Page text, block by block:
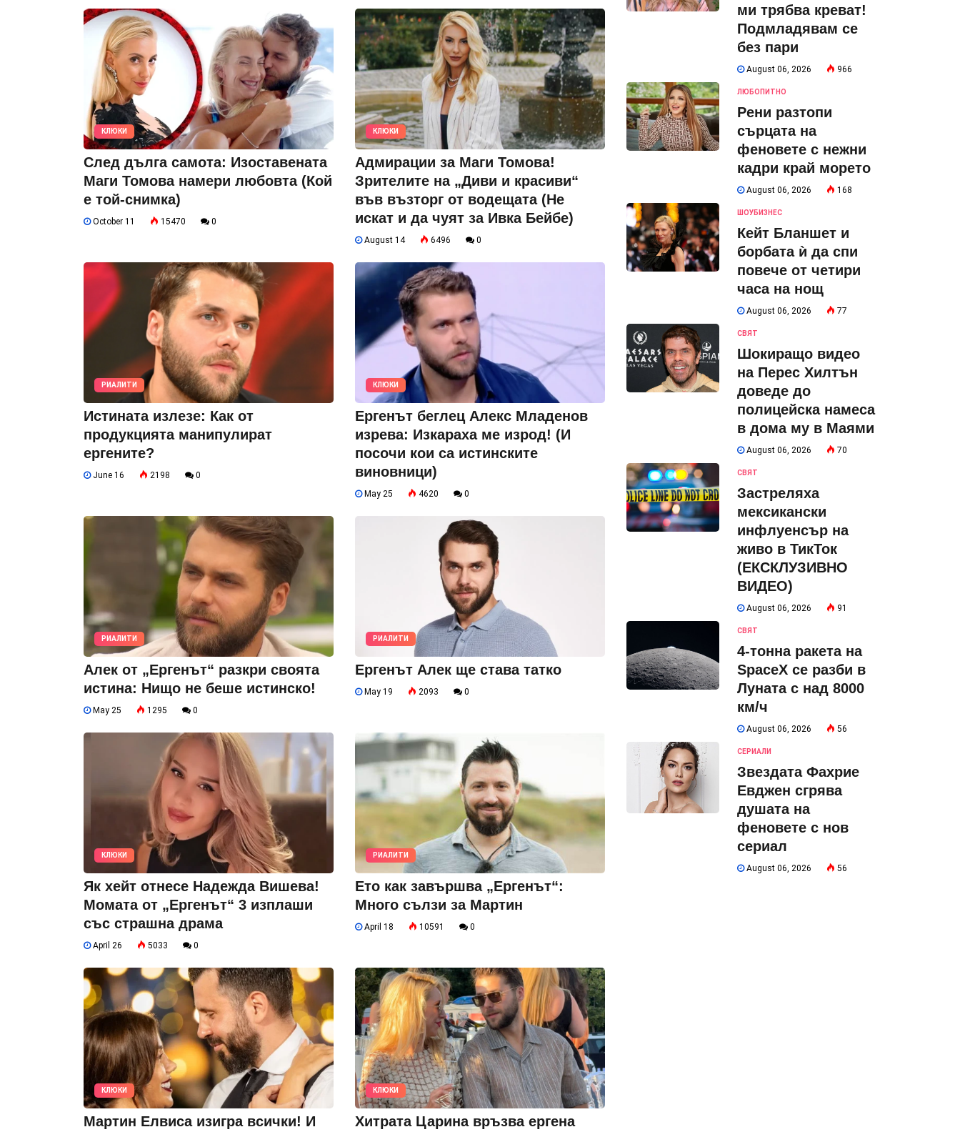
КЛЮКИ
След дълга самота: Изоставената
Маги Томова намери любовта (Кой
е той-снимка)
October 11 15470 0
КЛЮКИ
Адмирации за Маги Томова!
Зрителите на „Диви и красиви“
във възторг от водещата (Не
искат и да чуят за Ивка Бейбе)
August 14 6496 0
РИАЛИТИ
Истината излезе: Как от
продукцията манипулират
ергените?
June 16 2198 0
КЛЮКИ
Ергенът беглец Алекс Младенов
изрева: Изкараха ме изрод! (И
посочи кои са истинските
виновници)
May 25 4620 0
РИАЛИТИ
Алек от „Ергенът“ разкри своята
истина: Нищо не беше истинско!
May 25 1295 0
РИАЛИТИ
Ергенът Алек ще става татко
May 19 2093 0
КЛЮКИ
Як хейт отнесе Надежда Вишева!
Момата от „Ергенът“ 3 изплаши
със страшна драма
April 26 5033 0
РИАЛИТИ
Eто как завършва „Ергенът“:
Много сълзи за Мартин
April 18 10591 0
КЛЮКИ
Мартин Елвиса изигра всички! И
КЛЮКИ
Хитрата Царина връзва ергена
ми трябва креват!
Подмладявам се
без пари
August 06, 2026 966
ЛЮБОПИТНО
Рени разтопи
сърцата на
феновете с нежни
кадри край морето
August 06, 2026 168
ШОУБИЗНЕС
Кейт Бланшет и
борбата ѝ да спи
повече от четири
часа на нощ
August 06, 2026 77
СВЯТ
Шокиращо видео
на Перес Хилтън
доведе до
полицейска намеса
в дома му в Маями
August 06, 2026 70
СВЯТ
Застреляха
мексикански
инфлуенсър на
живо в ТикТок
(ЕКСКЛУЗИВНО
ВИДЕО)
August 06, 2026 91
СВЯТ
4-тонна ракета на
SpaceX се разби в
Луната с над 8000
км/ч
August 06, 2026 56
СЕРИАЛИ
Звездата Фахрие
Евджен сгрява
душата на
феновете с нов
сериал
August 06, 2026 56